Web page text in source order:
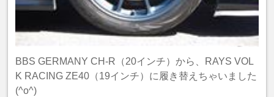
BBS GERMANY CH-R（20インチ）から、RAYS VOL
K RACING ZE40（19インチ）に履き替えちゃいました
(^o^)